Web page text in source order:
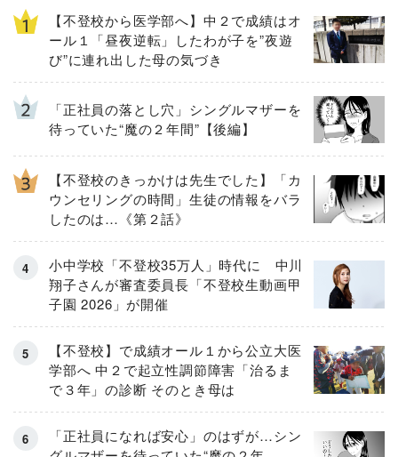
【不登校から医学部へ】中２で成績はオ
ール１「昼夜逆転」したわが子を”夜遊
び”に連れ出した母の気づき
「正社員の落とし穴」シングルマザーを
待っていた“魔の２年間”【後編】
【不登校のきっかけは先生でした】「カ
ウンセリングの時間」生徒の情報をバラ
したのは…《第２話》
小中学校「不登校35万人」時代に 中川
翔子さんが審査委員長「不登校生動画甲
子園 2026」が開催
【不登校】で成績オール１から公立大医
学部へ 中２で起立性調節障害「治るま
で３年」の診断 そのとき母は
「正社員になれば安心」のはずが…シン